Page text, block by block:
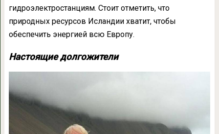
гидроэлектростанциям. Стоит отметить, что
природных ресурсов Исландии хватит, чтобы
обеспечить энергией всю Европу.
Настоящие долгожители